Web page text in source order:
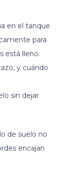
en el tanque
para
está lleno.
y cuándo
sin dejar
de suelo no
encajan